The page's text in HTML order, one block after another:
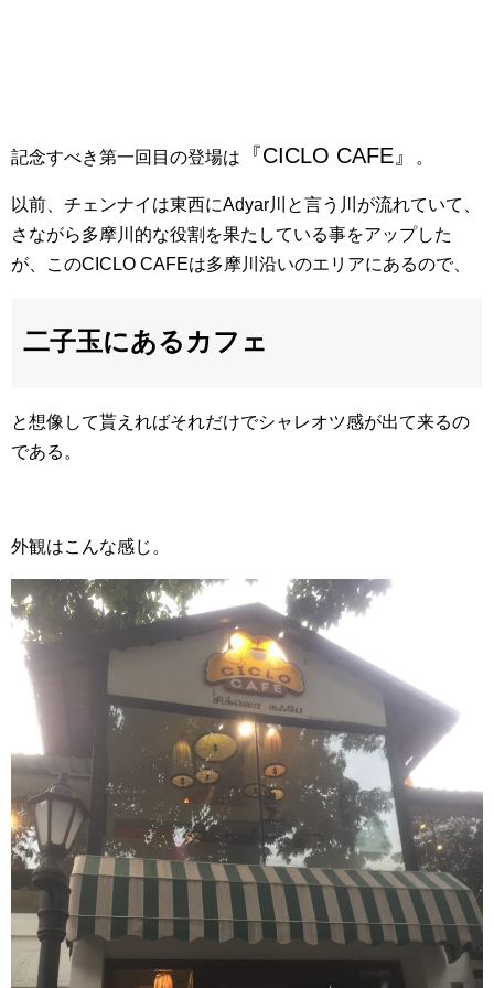
記念すべき第一回目の登場は 『CICLO CAFE』 。
以前、チェンナイは東西にAdyar川と言う川が流れていて、
さながら多摩川的な役割を果たしている事をアップした
が、このCICLO CAFEは多摩川沿いのエリアにあるので、
二子玉にあるカフェ
と想像して貰えればそれだけでシャレオツ感が出て来るの
である。
外観はこんな感じ。